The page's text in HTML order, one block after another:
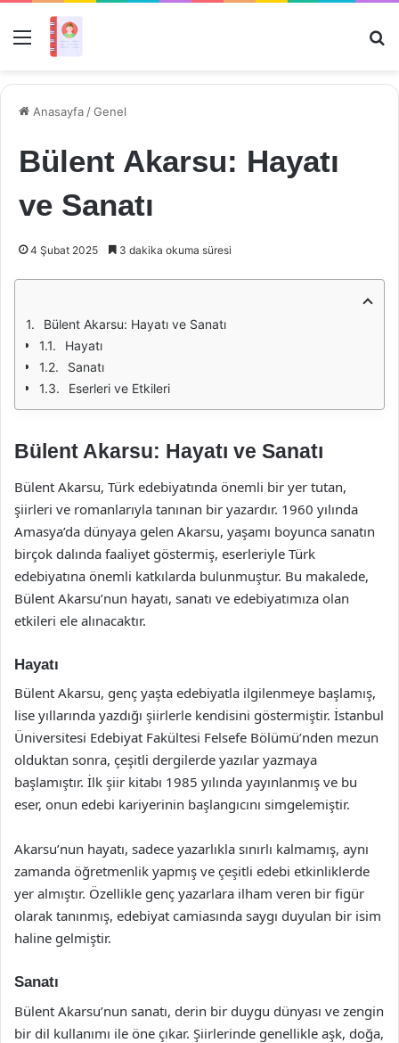
Menü
Anasayfa /Genel
Bülent Akarsu: Hayatı
ve Sanatı
4 Şubat 2025 3 dakika okuma süresi
Bülent Akarsu: Hayatı ve Sanatı
Hayatı
Sanatı
Eserleri ve Etkileri
Bülent Akarsu: Hayatı ve Sanatı
Bülent Akarsu, Türk edebiyatında önemli bir yer tutan,
şiirleri ve romanlarıyla tanınan bir yazardır. 1960 yılında
Amasya’da dünyaya gelen Akarsu, yaşamı boyunca sanatın
birçok dalında faaliyet göstermiş, eserleriyle Türk
edebiyatına önemli katkılarda bulunmuştur. Bu makalede,
Bülent Akarsu’nun hayatı, sanatı ve edebiyatımıza olan
etkileri ele alınacaktır.
Hayatı
Bülent Akarsu, genç yaşta edebiyatla ilgilenmeye başlamış,
lise yıllarında yazdığı şiirlerle kendisini göstermiştir. İstanbul
Üniversitesi Edebiyat Fakültesi Felsefe Bölümü’nden mezun
olduktan sonra, çeşitli dergilerde yazılar yazmaya
başlamıştır. İlk şiir kitabı 1985 yılında yayınlanmış ve bu
eser, onun edebi kariyerinin başlangıcını simgelemiştir.
Akarsu’nun hayatı, sadece yazarlıkla sınırlı kalmamış, aynı
zamanda öğretmenlik yapmış ve çeşitli edebi etkinliklerde
yer almıştır. Özellikle genç yazarlara ilham veren bir figür
olarak tanınmış, edebiyat camiasında saygı duyulan bir isim
haline gelmiştir.
Sanatı
Bülent Akarsu’nun sanatı, derin bir duygu dünyası ve zengin
bir dil kullanımı ile öne çıkar. Şiirlerinde genellikle aşk, doğa,